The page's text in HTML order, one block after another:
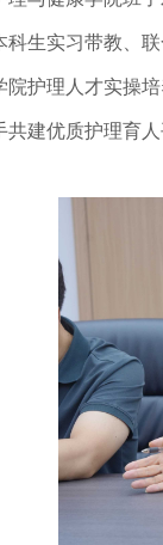
科生实习带教、
院护理人才实操
建优质护理育